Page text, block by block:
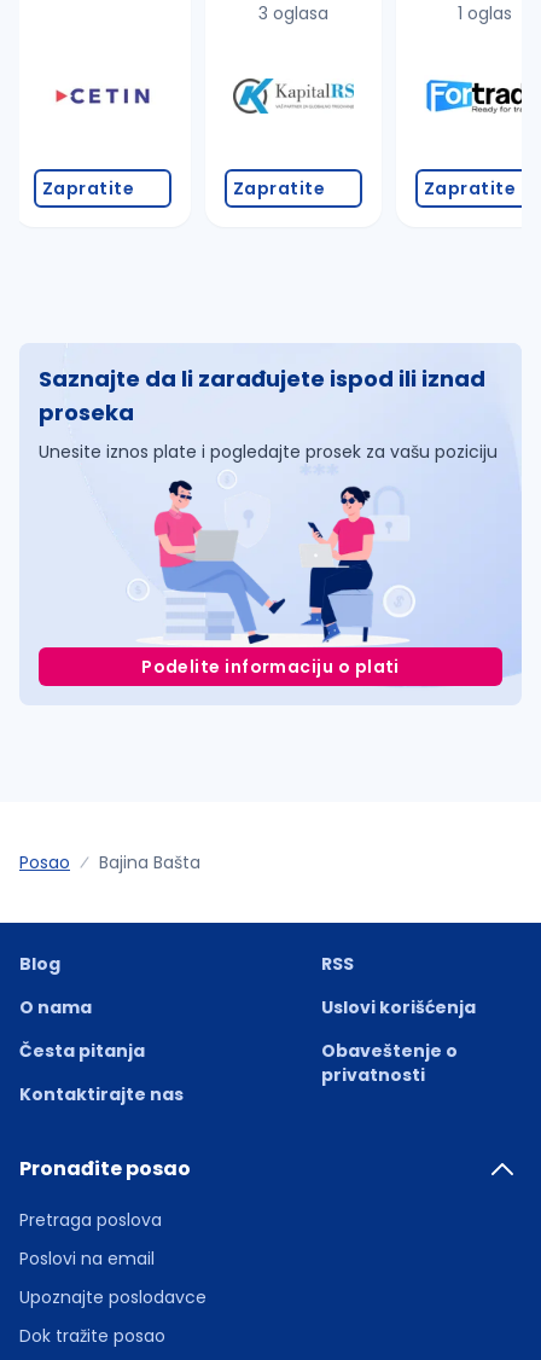
Zapratite
3 oglasa
Zapratite
1 oglas
Zapratite
Saznajte da li zarađujete ispod ili iznad
proseka
Unesite iznos plate i pogledajte prosek za vašu poziciju
Podelite informaciju o plati
Posao Bajina Bašta
Blog
O nama
Česta pitanja
Kontaktirajte nas
RSS
Uslovi korišćenja
Obaveštenje o
privatnosti
Pronađite posao
Pretraga poslova
Poslovi na email
Upoznajte poslodavce
Dok tražite posao